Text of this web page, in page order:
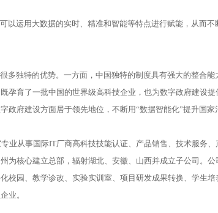
以运用大数据的实时、精准和智能等特点进行赋能，从而不
多独特的优势。一方面，中国独特的制度具有强大的整合能
孕育了一批中国的世界级高科技企业，也为数字政府建设
政府建设方面居于领先地位，不断用“数据智能化”提升国家
业从事国际IT厂商高科技技能认证、产品销售、技术服务、
为核心建立总部，辐射湖北、安徽、山西并成立子公司。
校园、教学诊改、实验实训室、项目研发成果转换、学生
业。